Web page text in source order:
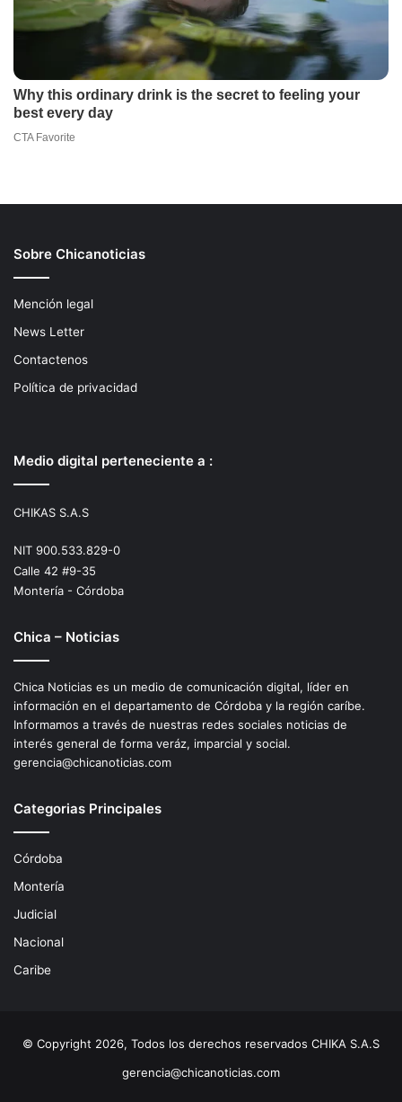
Sobre Chicanoticias
Mención legal
News Letter
Contactenos
Política de privacidad
Medio digital perteneciente a :
CHIKAS S.A.S
NIT 900.533.829-0
Calle 42 #9-35
Montería - Córdoba
Chica – Noticias
Chica Noticias es un medio de comunicación digital, líder en
información en el departamento de Córdoba y la región caríbe.
Informamos a través de nuestras redes sociales noticias de
interés general de forma veráz, imparcial y social.
gerencia@chicanoticias.com
Categorias Principales
Córdoba
Montería
Judicial
Nacional
Caribe
© Copyright 2026, Todos los derechos reservados CHIKA S.A.S
gerencia@chicanoticias.com